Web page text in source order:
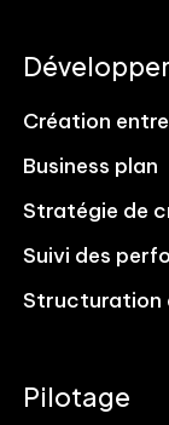
Création
Business plan
Stratégie de
Suivi des
Structuration
Pilotage